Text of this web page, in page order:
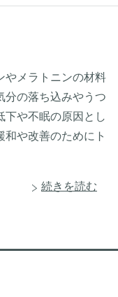
やメラトニンの材料
分の落ち込みやうつ
下や不眠の原因とし
や改善のためにト
続きを読む